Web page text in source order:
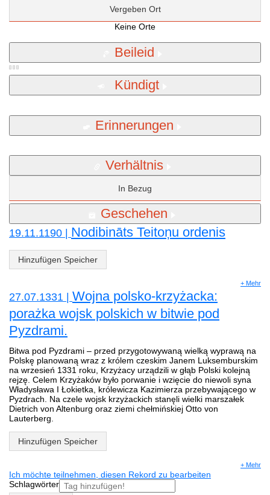
Vergeben Ort
Keine Orte
Beileid
Kündigt
Erinnerungen
Verhältnis
In Bezug
Geschehen
19.11.1190 | Nodibināts Teitoņu ordenis
Hinzufügen Speicher
+ Mehr
27.07.1331 | Wojna polsko-krzyżacka:
porażka wojsk polskich w bitwie pod
Pyzdrami.
Bitwa pod Pyzdrami – przed przygotowywaną wielką wyprawą na
Polskę planowaną wraz z królem czeskim Janem Luksemburskim
na wrzesień 1331 roku, Krzyżacy urządzili w głąb Polski kolejną
rejzę. Celem Krzyżaków było porwanie i wzięcie do niewoli syna
Władysława I Łokietka, królewicza Kazimierza przebywającego w
Pyzdrach. Na czele wojsk krzyżackich stanęli wielki marszałek
Dietrich von Altenburg oraz ziemi chełmińskiej Otto von
Lauterberg.
Hinzufügen Speicher
+ Mehr
Ich möchte teilnehmen, diesen Rekord zu bearbeiten
Schlagwörter